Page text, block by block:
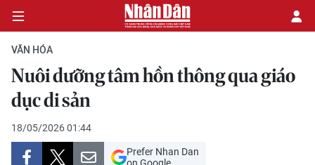
CHÍNH TRỊ
KINH TẾ
VĂN HÓA
Nuôi dưỡng tâm hồn thông qua giáo
dục di sản
18/05/2026 01:44
Prefer Nhan Dan